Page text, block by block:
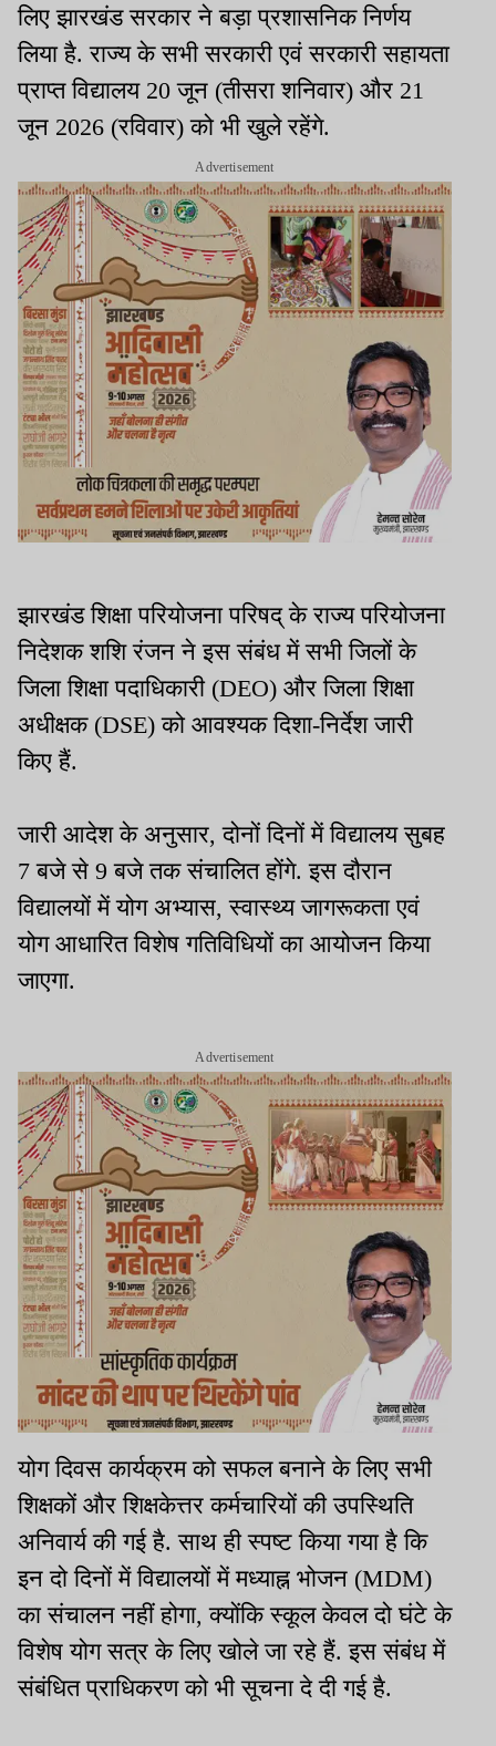
लिए झारखंड सरकार ने बड़ा प्रशासनिक निर्णय
लिया है. राज्य के सभी सरकारी एवं सरकारी सहायता
प्राप्त विद्यालय 20 जून (तीसरा शनिवार) और 21
जून 2026 (रविवार) को भी खुले रहेंगे.
Advertisement
झारखंड शिक्षा परियोजना परिषद् के राज्य परियोजना
निदेशक शशि रंजन ने इस संबंध में सभी जिलों के
जिला शिक्षा पदाधिकारी (DEO) और जिला शिक्षा
अधीक्षक (DSE) को आवश्यक दिशा-निर्देश जारी
किए हैं.
जारी आदेश के अनुसार, दोनों दिनों में विद्यालय सुबह
7 बजे से 9 बजे तक संचालित होंगे. इस दौरान
विद्यालयों में योग अभ्यास, स्वास्थ्य जागरूकता एवं
योग आधारित विशेष गतिविधियों का आयोजन किया
जाएगा.
Advertisement
योग दिवस कार्यक्रम को सफल बनाने के लिए सभी
शिक्षकों और शिक्षकेत्तर कर्मचारियों की उपस्थिति
अनिवार्य की गई है. साथ ही स्पष्ट किया गया है कि
इन दो दिनों में विद्यालयों में मध्याह्न भोजन (MDM)
का संचालन नहीं होगा, क्योंकि स्कूल केवल दो घंटे के
विशेष योग सत्र के लिए खोले जा रहे हैं. इस संबंध में
संबंधित प्राधिकरण को भी सूचना दे दी गई है.